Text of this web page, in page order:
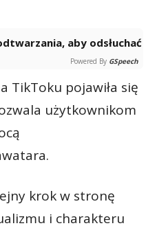
Powered By GSpeech
TikToku pojawiła się
użytkownikom
krok w stronę
i charakteru